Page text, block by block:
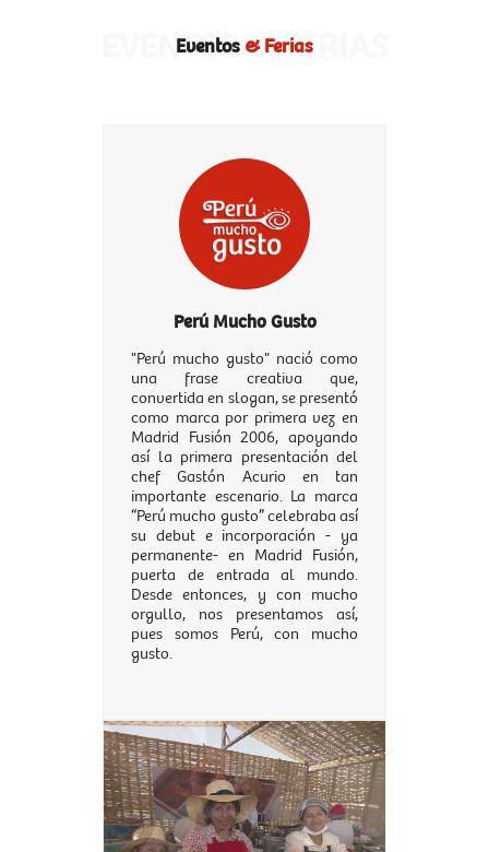
Eventos & Ferias
EVENTOS & FERIAS
Perú Mucho Gusto
"Perú mucho gusto" nació como
una frase creativa que,
convertida en slogan, se presentó
como marca por primera vez en
Madrid Fusión 2006, apoyando
así la primera presentación del
chef Gastón Acurio en tan
importante escenario. La marca
“Perú mucho gusto” celebraba así
su debut e incorporación - ya
permanente- en Madrid Fusión,
puerta de entrada al mundo.
Desde entonces, y con mucho
orgullo, nos presentamos así,
pues somos Perú, con mucho
gusto.